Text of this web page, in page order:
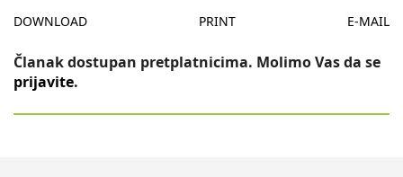
DOWNLOAD PRINT E-MAIL
Članak dostupan pretplatnicima. Molimo Vas da se
prijavite.